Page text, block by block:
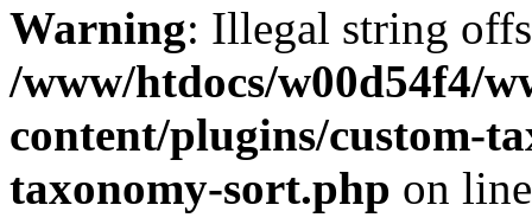
Warning: Illegal string
/www/htdocs/w00d54f4/
content/plugins/custom-
taxonomy-sort.php on